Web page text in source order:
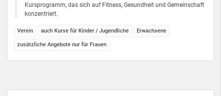
Kursprogramm, das sich auf Fitness, Gesundheit und Gemeinschaft
konzentriert.
Verein auch Kurse für Kinder / Jugendliche Erwachsene
zusätzliche Angebote nur für Frauen